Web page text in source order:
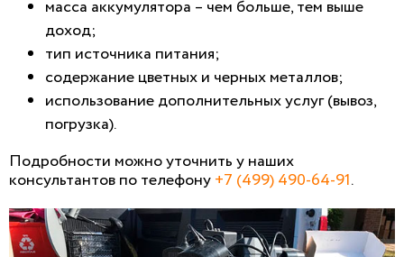
масса аккумулятора – чем больше, тем выше
доход;
тип источника питания;
содержание цветных и черных металлов;
использование дополнительных услуг (вывоз,
погрузка).
Подробности можно уточнить у наших
консультантов по телефону+7 (499) 490-64-91.